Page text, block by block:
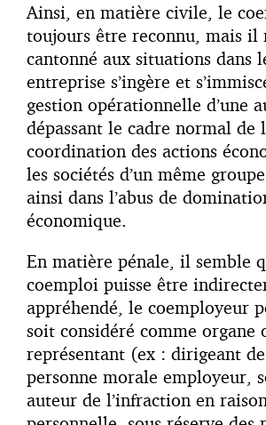
Ainsi, en matière civile, le
toujours être reconnu, mais il
cantonné aux situations dans
entreprise s’ingère et
gestion opérationnelle d’une
dépassant le cadre normal de
coordination des actions
les sociétés d’un même
ainsi dans l’abus de
économique.
En matière pénale, il semble
coemploi puisse être
appréhendé, le coemployeur
soit considéré comme organe
représentant (ex : dirigeant
personne morale employeur,
auteur de l’infraction en